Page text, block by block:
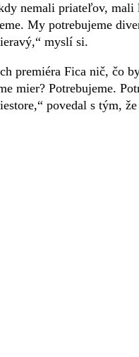
nemali priateľov,
My potrebujeme
myslí si.
premiéra Fica nič, čo
mier? Potrebujeme.
povedal s tým,